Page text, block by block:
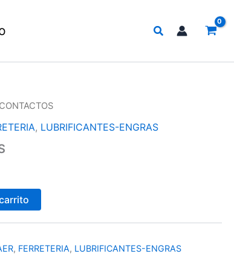
Buscar
, LUBRIFICANTES-ENGRAS
, FERRETERIA, LUBRIFICANTES-ENGRAS